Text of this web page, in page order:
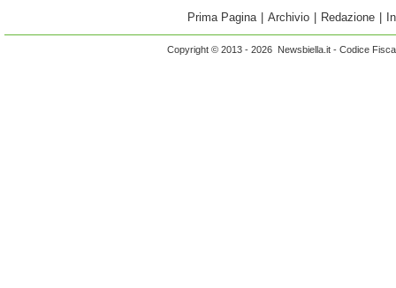
Prima Pagina Archivio Redazione
Copyright © 2013 - 2026 Newsbiella.it - Codice